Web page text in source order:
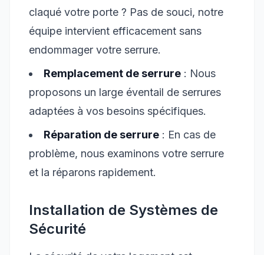
claqué votre porte ? Pas de souci, notre
équipe intervient efficacement sans
endommager votre serrure.
Remplacement de serrure : Nous
proposons un large éventail de serrures
adaptées à vos besoins spécifiques.
Réparation de serrure : En cas de
problème, nous examinons votre serrure
et la réparons rapidement.
Installation de Systèmes de
Sécurité